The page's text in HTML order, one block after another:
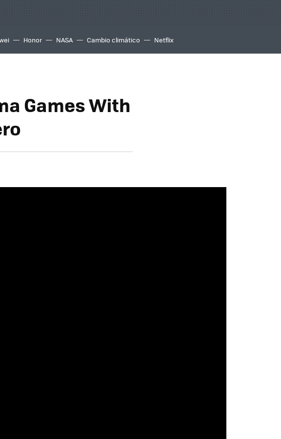
Honor NASA Cambio climático Netflix
Games With